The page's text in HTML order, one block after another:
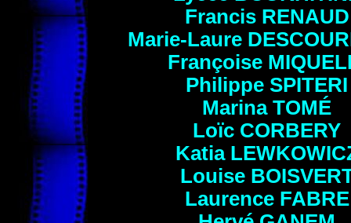
Francis RENAUD
Marie-Laure
Françoise
Philippe SPITERI
Marina TOMÉ
Loïc CORBERY
Katia
Louise
Laurence FABRE